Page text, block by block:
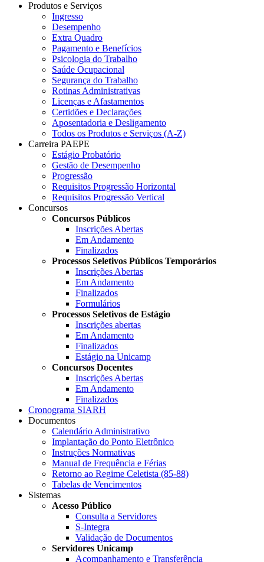
Produtos e Serviços
Ingresso
Desempenho
Extra Quadro
Pagamento e Benefícios
Psicologia do Trabalho
Saúde Ocupacional
Segurança do Trabalho
Rotinas Administrativas
Licenças e Afastamentos
Certidões e Declarações
Aposentadoria e Desligamento
Todos os Produtos e Serviços (A-Z)
Carreira PAEPE
Estágio Probatório
Gestão de Desempenho
Progressão
Requisitos Progressão Horizontal
Requisitos Progressão Vertical
Concursos
Concursos Públicos
Inscrições Abertas
Em Andamento
Finalizados
Processos Seletivos Públicos Temporários
Inscrições Abertas
Em Andamento
Finalizados
Formulários
Processos Seletivos de Estágio
Inscrições abertas
Em Andamento
Finalizados
Estágio na Unicamp
Concursos Docentes
Inscrições Abertas
Em Andamento
Finalizados
Cronograma SIARH
Documentos
Calendário Administrativo
Implantação do Ponto Eletrônico
Instruções Normativas
Manual de Frequência e Férias
Retorno ao Regime Celetista (85-88)
Tabelas de Vencimentos
Sistemas
Acesso Público
Consulta a Servidores
S-Integra
Validação de Documentos
Servidores Unicamp
Acompanhamento e Transferência